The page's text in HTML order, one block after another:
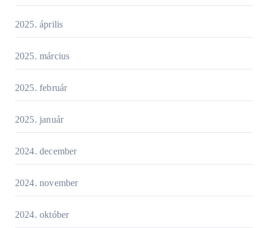
2025. április
2025. március
2025. február
2025. január
2024. december
2024. november
2024. október